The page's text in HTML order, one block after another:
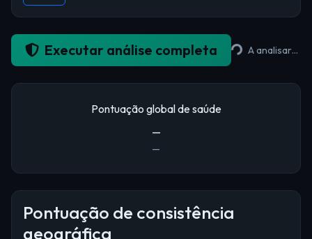
Executar análise completa A analisar…
Pontuação global de saúde
—
—
Pontuação de consistência
geográfica